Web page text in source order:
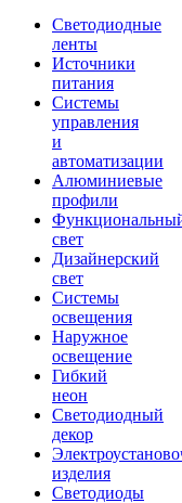
Светодиодные
ленты
Источники
питания
Системы
управления
и
автоматизации
Алюминиевые
профили
свет
Дизайнерский
свет
Системы
освещения
Наружное
освещение
Гибкий
неон
Светодиодный
декор
изделия
Светодиоды